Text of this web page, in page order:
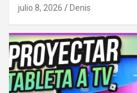
julio 8, 2026 Denis